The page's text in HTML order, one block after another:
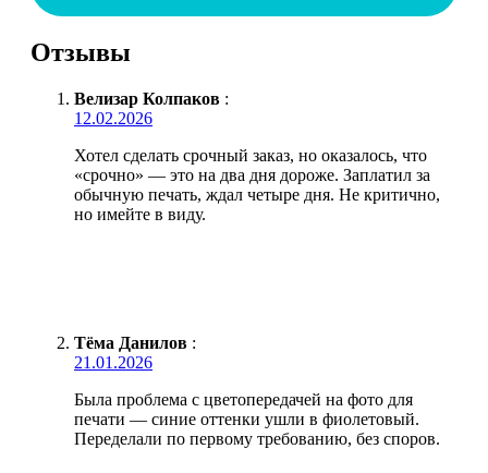
Отзывы
Велизар Колпаков :
12.02.2026
Хотел сделать срочный заказ, но оказалось, что
«срочно» — это на два дня дороже. Заплатил за
обычную печать, ждал четыре дня. Не критично,
но имейте в виду.
Тёма Данилов :
21.01.2026
Была проблема с цветопередачей на фото для
печати — синие оттенки ушли в фиолетовый.
Переделали по первому требованию, без споров.